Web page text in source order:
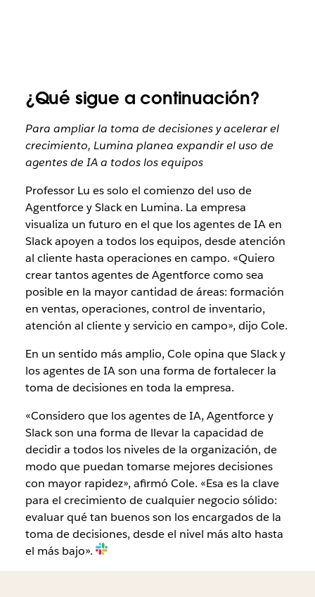
¿Qué sigue a continuación?
Para ampliar la toma de decisiones y acelerar el
crecimiento, Lumina planea expandir el uso de
agentes de IA a todos los equipos
Professor Lu es solo el comienzo del uso de
Agentforce y Slack en Lumina. La empresa
visualiza un futuro en el que los agentes de IA en
Slack apoyen a todos los equipos, desde atención
al cliente hasta operaciones en campo. «Quiero
crear tantos agentes de Agentforce como sea
posible en la mayor cantidad de áreas: formación
en ventas, operaciones, control de inventario,
atención al cliente y servicio en campo», dijo Cole.
En un sentido más amplio, Cole opina que Slack y
los agentes de IA son una forma de fortalecer la
toma de decisiones en toda la empresa.
«Considero que los agentes de IA, Agentforce y
Slack son una forma de llevar la capacidad de
decidir a todos los niveles de la organización, de
modo que puedan tomarse mejores decisiones
con mayor rapidez», afirmó Cole. «Esa es la clave
para el crecimiento de cualquier negocio sólido:
evaluar qué tan buenos son los encargados de la
toma de decisiones, desde el nivel más alto hasta
el más bajo».